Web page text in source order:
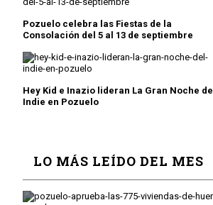
Pozuelo celebra las Fiestas de la
Consolación del 5 al 13 de septiembre
Hey Kid e Inazio lideran La Gran Noche del
Indie en Pozuelo
LO MÁS LEÍDO DEL MES